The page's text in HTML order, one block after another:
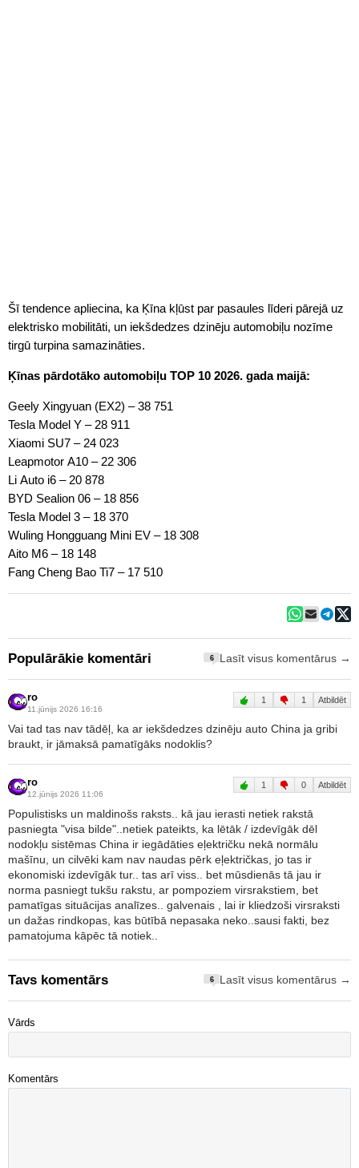
Šī tendence apliecina, ka Ķīna kļūst par pasaules līderi pārejā uz
elektrisko mobilitāti, un iekšdedzes dzinēju automobiļu nozīme
tirgū turpina samazināties.
Ķīnas pārdotāko automobiļu TOP 10 2026. gada maijā:
Geely Xingyuan (EX2) – 38 751
Tesla Model Y – 28 911
Xiaomi SU7 – 24 023
Leapmotor A10 – 22 306
Li Auto i6 – 20 878
BYD Sealion 06 – 18 856
Tesla Model 3 – 18 370
Wuling Hongguang Mini EV – 18 308
Aito M6 – 18 148
Fang Cheng Bao Ti7 – 17 510
Populārākie komentāri 6 Lasīt visus komentārus →
ro
11.jūnijs 2026 16:16
1 1 Atbildēt
Vai tad tas nav tādēļ, ka ar iekšdedzes dzinēju auto China ja gribi
braukt, ir jāmaksā pamatīgāks nodoklis?
ro
12.jūnijs 2026 11:06
1 0 Atbildēt
Populistisks un maldinošs raksts.. kā jau ierasti netiek rakstā
pasniegta "visa bilde"..netiek pateikts, ka lētāk / izdevīgāk dēl
nodokļu sistēmas China ir iegādāties eļektričku nekā normālu
mašīnu, un cilvēki kam nav naudas pērk eļektričkas, jo tas ir
ekonomiski izdevīgāk tur.. tas arī viss.. bet mūsdienās tā jau ir
norma pasniegt tukšu rakstu, ar pompoziem virsrakstiem, bet
pamatīgas situācijas analīzes.. galvenais , lai ir kliedzoši virsraksti
un dažas rindkopas, kas būtībā nepasaka neko..sausi fakti, bez
pamatojuma kāpēc tā notiek..
Tavs komentārs 6 Lasīt visus komentārus →
Vārds
Komentārs